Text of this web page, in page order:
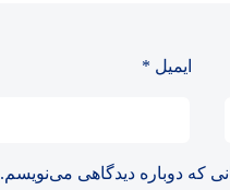
ایمیل *
که دوباره دیدگاهی می‌نویسم.